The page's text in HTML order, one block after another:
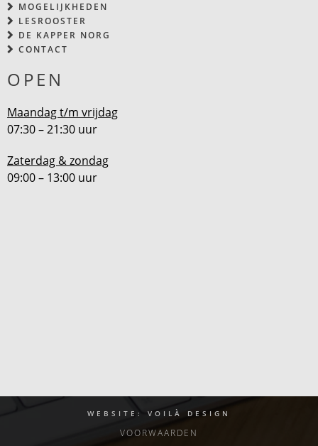
MOGELIJKHEDEN
LESROOSTER
DE KAPPER NORG
CONTACT
OPEN
Maandag t/m vrijdag
07:30 – 21:30 uur
Zaterdag & zondag
09:00 – 13:00 uur
WEBSITE: VOILÀ DESIGN
VOORWAARDEN